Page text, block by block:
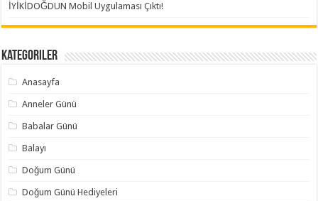
İYİKİDOĞDUN Mobil Uygulaması Çıktı!
Kategoriler
Anasayfa
Anneler Günü
Babalar Günü
Balayı
Doğum Günü
Doğum Günü Hediyeleri